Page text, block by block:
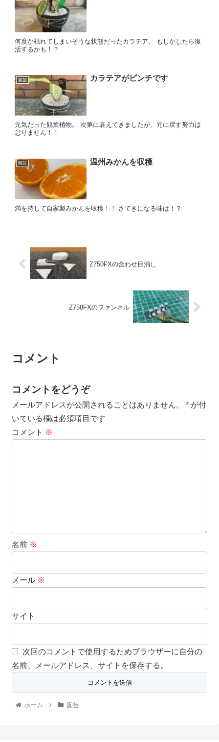
何度か枯れてしまいそうな状態だったカラテア。 もしかしたら復
活するかも！？
園芸 カラテアがピンチです
元気だった観葉植物。 次第に衰えてきましたが、元に戻す努力は
怠りません！！
園芸 温州みかんを収穫
満を持して自家製みかんを収穫！！ さてきになる味は！？
Z750FXの合わせ目消し
Z750FXのファンネル
コメント
コメントをどうぞ
メールアドレスが公開されることはありません。 * が付
いている欄は必須項目です
コメント ※
名前 ※
メール ※
サイト
次回のコメントで使用するためブラウザーに自分の
名前、メールアドレス、サイトを保存する。
ホーム 園芸